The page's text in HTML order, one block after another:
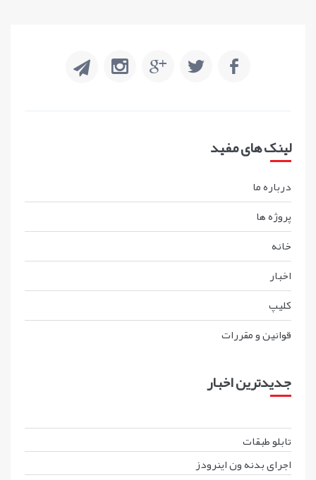
لینک های مفید
درباره ما
پروژه ها
خانه
اخبار
کليپ
قوانين و مقررات
جدیدترین اخبار
تابلو طبقات
اجرای بدنه ون اینرودز